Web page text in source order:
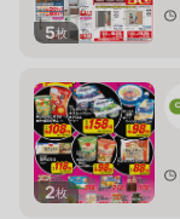
5枚
2枚